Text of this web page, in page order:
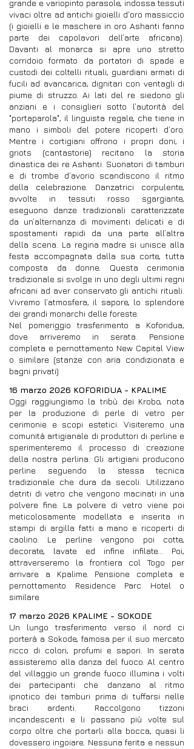
grande e variopinto parasole, indossa tessuti
vivaci oltre ad antichi gioielli d’oro massiccio
(i gioielli e le maschere in oro Ashanti fanno
parte dei capolavori dell’arte africana).
Davanti al monarca si apre uno stretto
corridoio formato da portatori di spade e
custodi dei coltelli rituali, guardiani armati di
fucili ad avancarica, dignitari con ventagli di
piume di struzzo. Ai lati del re siedono gli
anziani e i consiglieri sotto l’autorità del
"portaparola", il linguista regale, che tiene in
mano i simboli del potere ricoperti d’oro.
Mentre i cortigiani offrono i propri doni, i
griots (cantastorie) recitano la storia
dinastica dei re Ashanti. Suonatori di tamburi
e di trombe d’avorio scandiscono il ritmo
della celebrazione. Danzatrici corpulente,
avvolte in tessuti rosso sgargiante,
eseguono danze tradizionali caratterizzate
da un’alternanza di movimenti delicati e di
spostamenti rapidi da una parte all’altra
della scena. La regina madre si unisce alla
festa accompagnata dalla sua corte, tutta
composta da donne. Questa cerimonia
tradizionale si svolge in uno degli ultimi regni
africani ad aver conservato gli antichi rituali.
Vivremo l’atmosfera, il sapore, lo splendore
dei grandi monarchi delle foreste.
Nel pomeriggio trasferimento a Koforidua,
dove arriveremo in serata. Pensione
completa e pernottamento New Capital View
o similare (stanze con aria condizionata e
bagni privati)
16 marzo 2026 KOFORIDUA - KPALIME
Oggi raggiungiamo la tribù dei Krobo, nota
per la produzione di perle di vetro per
cerimonie e scopi estetici. Visiteremo una
comunità artigianale di produttori di perline e
sperimenteremo il processo di creazione
della nostra perlina. Gli artigiani producono
perline seguendo la stessa tecnica
tradizionale che dura da secoli. Utilizzano
detriti di vetro che vengono macinati in una
polvere fine. La polvere di vetro viene poi
meticolosamente modellata e inserita in
stampi di argilla fatti a mano e ricoperti di
caolino. Le perline vengono poi cotte,
decorate, lavate ed infine infilate… Poi,
attraverseremo la frontiera col Togo per
arrivare a Kpalime. Pensione completa e
pernottamento Residence Parc Hotel o
similare
17 marzo 2026 KPALIME - SOKODE
Un lungo trasferimento verso il nord ci
porterà a Sokode, famosa per il suo mercato
ricco di colori, profumi e sapori. In serata
assisteremo alla danza del fuoco. Al centro
del villaggio un grande fuoco illumina i volti
dei partecipanti che danzano al ritmo
ipnotico dei tamburi prima di tuffarsi nelle
braci ardenti. Raccolgono tizzoni
incandescenti e li passano più volte sul
corpo oltre che portarli alla bocca, quasi li
dovessero ingoiare. Nessuna ferita e nessun